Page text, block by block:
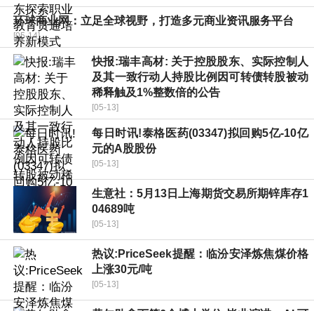
环球商业网：立足全球视野，打造多元商业资讯服务平台
[05-14]
快报:瑞丰高材: 关于控股股东、实际控制人
及其一致行动人持股比例因可转债转股被动
稀释触及1%整数倍的公告
[05-13]
每日时讯!泰格医药(03347)拟回购5亿-10亿
元的A股股份
[05-13]
生意社：5月13日上海期货交易所期锌库存1
04689吨
[05-13]
热议:PriceSeek提醒：临汾安泽炼焦煤价格
上涨30元/吨
[05-13]